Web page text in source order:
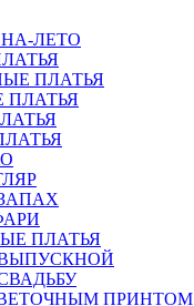
ЛЕТО
ПЛАТЬЯ
ПЛАТЬЯ
ПЛАТЬЯ
ПРИНТОМ